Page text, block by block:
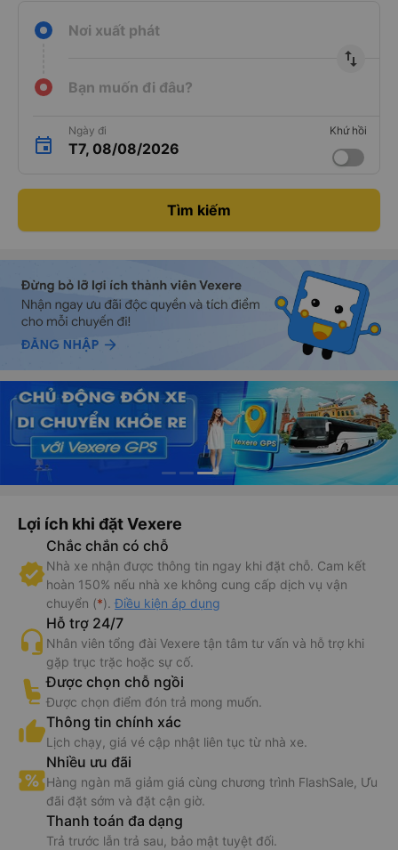
Nơi xuất phát
import_export
Bạn muốn đi đâu?
Ngày đi
T7, 08/08/2026
Khứ hồi
Tìm kiếm
Lợi ích khi đặt Vexere
Chắc chắn có chỗ
Nhà xe nhận được thông tin ngay khi đặt chỗ. Cam kết
hoàn 150% nếu nhà xe không cung cấp dịch vụ vận
chuyển (*). Điều kiện áp dụng
Hỗ trợ 24/7
Nhân viên tổng đài Vexere tận tâm tư vấn và hỗ trợ khi
gặp trục trặc hoặc sự cố.
Được chọn chỗ ngồi
Được chọn điểm đón trả mong muốn.
Thông tin chính xác
Lịch chạy, giá vé cập nhật liên tục từ nhà xe.
Nhiều ưu đãi
Hàng ngàn mã giảm giá cùng chương trình FlashSale, Ưu
đãi đặt sớm và đặt cận giờ.
Thanh toán đa dạng
Trả trước lẫn trả sau, bảo mật tuyệt đối.